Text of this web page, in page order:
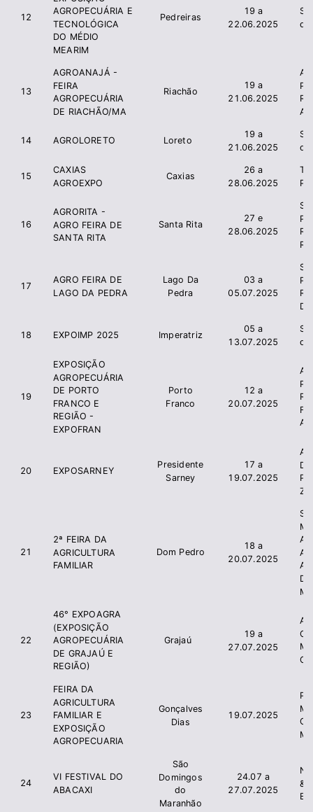
12
AGROPECUÁRIA E
TECNOLÓGICA
DO MÉDIO
MEARIM
Pedreiras
19 a
22.06.2025
de
13
AGROANAJÁ -
FEIRA
AGROPECUÁRIA
DE RIACHÃO/MA
Riachão
19 a
21.06.2025
14 AGROLORETO Loreto
19 a
21.06.2025
15
CAXIAS
AGROEXPO
Caxias
26 a
28.06.2025
16
AGRORITA -
AGRO FEIRA DE
SANTA RITA
Santa Rita
27 e
28.06.2025
17
AGRO FEIRA DE
LAGO DA PEDRA
Lago Da
Pedra
03 a
05.07.2025
18 EXPOIMP 2025 Imperatriz
05 a
13.07.2025
de
19
EXPOSIÇÃO
AGROPECUÁRIA
DE PORTO
FRANCO E
REGIÃO -
EXPOFRAN
Porto
Franco
12 a
20.07.2025
20 EXPOSARNEY
Presidente
Sarney
17 a
19.07.2025
Ze
21
2ª FEIRA DA
AGRICULTURA
FAMILIAR
Dom Pedro
18 a
20.07.2025
22
46° EXPOAGRA
(EXPOSIÇÃO
AGROPECUÁRIA
DE GRAJAÚ E
REGIÃO)
Grajaú
19 a
27.07.2025
23
FEIRA DA
AGRICULTURA
FAMILIAR E
EXPOSIÇÃO
AGROPECUARIA
Gonçalves
Dias
19.07.2025
Ma
24
VI FESTIVAL DO
ABACAXI
São
Domingos
do
Maranhão
24.07 a
27.07.2025
&